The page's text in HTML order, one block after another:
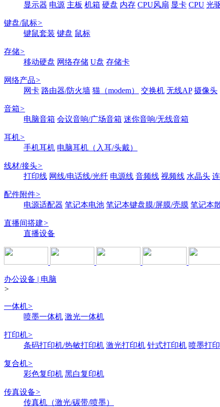
显示器 电源 主板 机箱 硬盘 内存 CPU风扇 显卡 CPU 光
键盘/鼠标>
键鼠套装 键盘 鼠标
存储>
移动硬盘 网络存储 U盘 存储卡
网络产品>
网卡 路由器/防火墙 猫（modem） 交换机 无线AP 摄像头
音箱>
电脑音箱 会议音响/广场音箱 迷你音响/无线音箱
耳机>
手机耳机 电脑耳机（入耳/头戴）
线材/接头>
打印线 网线/电话线/光纤 电源线 音频线 视频线 水晶头
配件附件>
电源适配器 笔记本电池 笔记本键盘膜/屏膜/壳膜 笔记本
直播间搭建>
直播设备
办公设备 | 电脑
>
一体机>
喷墨一体机 激光一体机
打印机>
条码打印机/热敏打印机 激光打印机 针式打印机 喷墨打
复合机>
彩色复印机 黑白复印机
传真设备>
传真机（激光/碳带/喷墨）